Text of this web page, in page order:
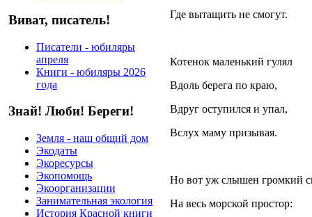
Виват, писатель!
Писатели - юбиляры
апреля
Книги - юбиляры 2026
года
Знай! Люби! Береги!
Земля - наш общий дом
Экодаты
Экоресурсы
Экопомощь
Экоорганизации
Занимательная экология
История Красной книги
Где вытащить не смогут.
Котенок маленький гулял
Вдоль берега по краю,
Вдруг оступился и упал,
Вслух маму призывая.
Но вот уж слышен громкий
На весь морской простор: